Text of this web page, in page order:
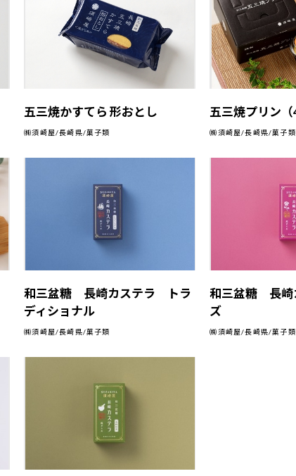
五三焼かすてら 形おとし
㈱須崎屋/長崎県/菓子類
五三焼プリン（
㈱須崎屋/長崎県/菓子類
和三盆糖 長崎カステラ トラ
ディショナル
㈱須崎屋/長崎県/菓子類
和三盆糖 長
ズ
㈱須崎屋/長崎県/菓子類